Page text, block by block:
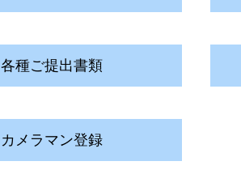
各種ご提出書類
カメラマン登録